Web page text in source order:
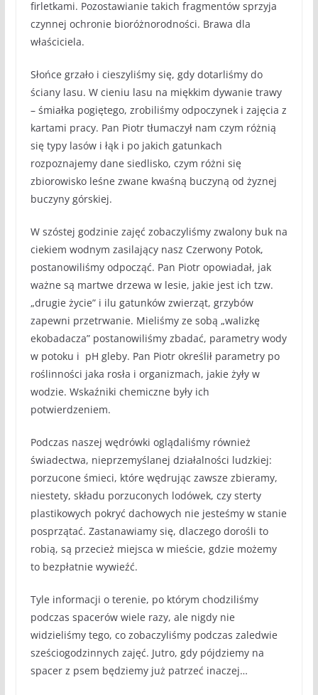
firletkami. Pozostawianie takich fragmentów sprzyja
czynnej ochronie bioróżnorodności. Brawa dla
właściciela.
Słońce grzało i cieszyliśmy się, gdy dotarliśmy do
ściany lasu. W cieniu lasu na miękkim dywanie trawy
– śmiałka pogiętego, zrobiliśmy odpoczynek i zajęcia z
kartami pracy. Pan Piotr tłumaczył nam czym różnią
się typy lasów i łąk i po jakich gatunkach
rozpoznajemy dane siedlisko, czym różni się
zbiorowisko leśne zwane kwaśną buczyną od żyznej
buczyny górskiej.
W szóstej godzinie zajęć zobaczyliśmy zwalony buk na
ciekiem wodnym zasilający nasz Czerwony Potok,
postanowiliśmy odpocząć. Pan Piotr opowiadał, jak
ważne są martwe drzewa w lesie, jakie jest ich tzw.
„drugie życie” i ilu gatunków zwierząt, grzybów
zapewni przetrwanie. Mieliśmy ze sobą „walizkę
ekobadacza” postanowiliśmy zbadać, parametry wody
w potoku i pH gleby. Pan Piotr określił parametry po
roślinności jaka rosła i organizmach, jakie żyły w
wodzie. Wskaźniki chemiczne były ich
potwierdzeniem.
Podczas naszej wędrówki oglądaliśmy również
świadectwa, nieprzemyślanej działalności ludzkiej:
porzucone śmieci, które wędrując zawsze zbieramy,
niestety, składu porzuconych lodówek, czy sterty
plastikowych pokryć dachowych nie jesteśmy w stanie
posprzątać. Zastanawiamy się, dlaczego dorośli to
robią, są przecież miejsca w mieście, gdzie możemy
to bezpłatnie wywieźć.
Tyle informacji o terenie, po którym chodziliśmy
podczas spacerów wiele razy, ale nigdy nie
widzieliśmy tego, co zobaczyliśmy podczas zaledwie
sześciogodzinnych zajęć. Jutro, gdy pójdziemy na
spacer z psem będziemy już patrzeć inaczej…